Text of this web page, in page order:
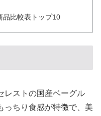
品比較表トップ10
レストの国産ベーグル
っちり食感が特徴で、美